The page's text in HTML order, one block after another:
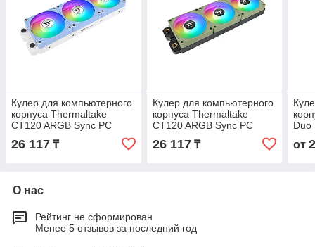
Кулер для компьютерного
корпуса Thermaltake
CT120 ARGB Sync PC
Cooling Fan Hydrangea
Blue (3 pack)
26 117 ₸
Кулер для компьютерного
корпуса Thermaltake
CT120 ARGB Sync PC
Cooling Fan Matcha Green
(3 pack)
26 117₸
Duo
от
О нас
Рейтинг не сформирован
Менее 5 отзывов за последний год